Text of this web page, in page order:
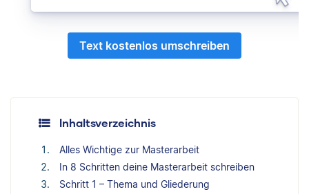
Text kostenlos umschreiben
Inhaltsverzeichnis
Alles Wichtige zur Masterarbeit
In 8 Schritten deine Masterarbeit schreiben
Schritt 1 – Thema und Gliederung